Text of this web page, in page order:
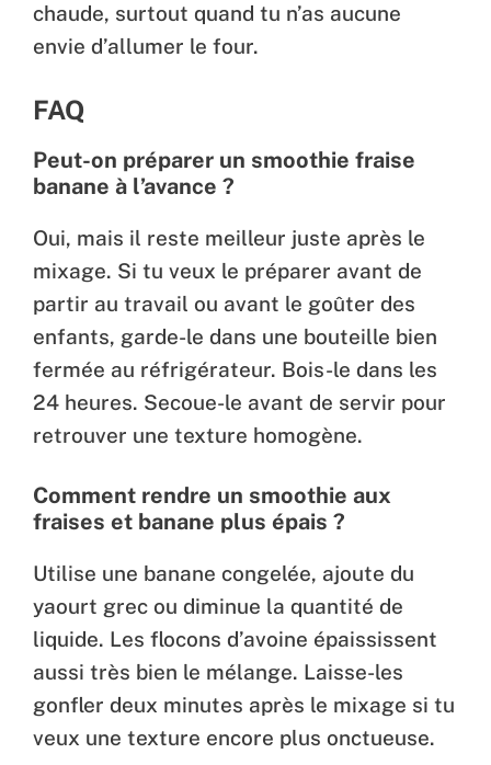
chaude, surtout quand tu n’as aucune
envie d’allumer le four.
FAQ
Peut-on préparer un smoothie fraise
banane à l’avance ?
Oui, mais il reste meilleur juste après le
mixage. Si tu veux le préparer avant de
partir au travail ou avant le goûter des
enfants, garde-le dans une bouteille bien
fermée au réfrigérateur. Bois-le dans les
24 heures. Secoue-le avant de servir pour
retrouver une texture homogène.
Comment rendre un smoothie aux
fraises et banane plus épais ?
Utilise une banane congelée, ajoute du
yaourt grec ou diminue la quantité de
liquide. Les flocons d’avoine épaississent
aussi très bien le mélange. Laisse-les
gonfler deux minutes après le mixage si tu
veux une texture encore plus onctueuse.